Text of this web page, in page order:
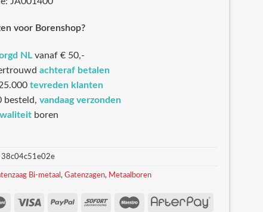
voor Borenshop?
NL vanaf € 50,-
achteraf betalen
tevreden klanten
besteld, vandaag verzonden
boren
38c04c51e02e
Bi-metaal , Gatenzagen, Metaalboren